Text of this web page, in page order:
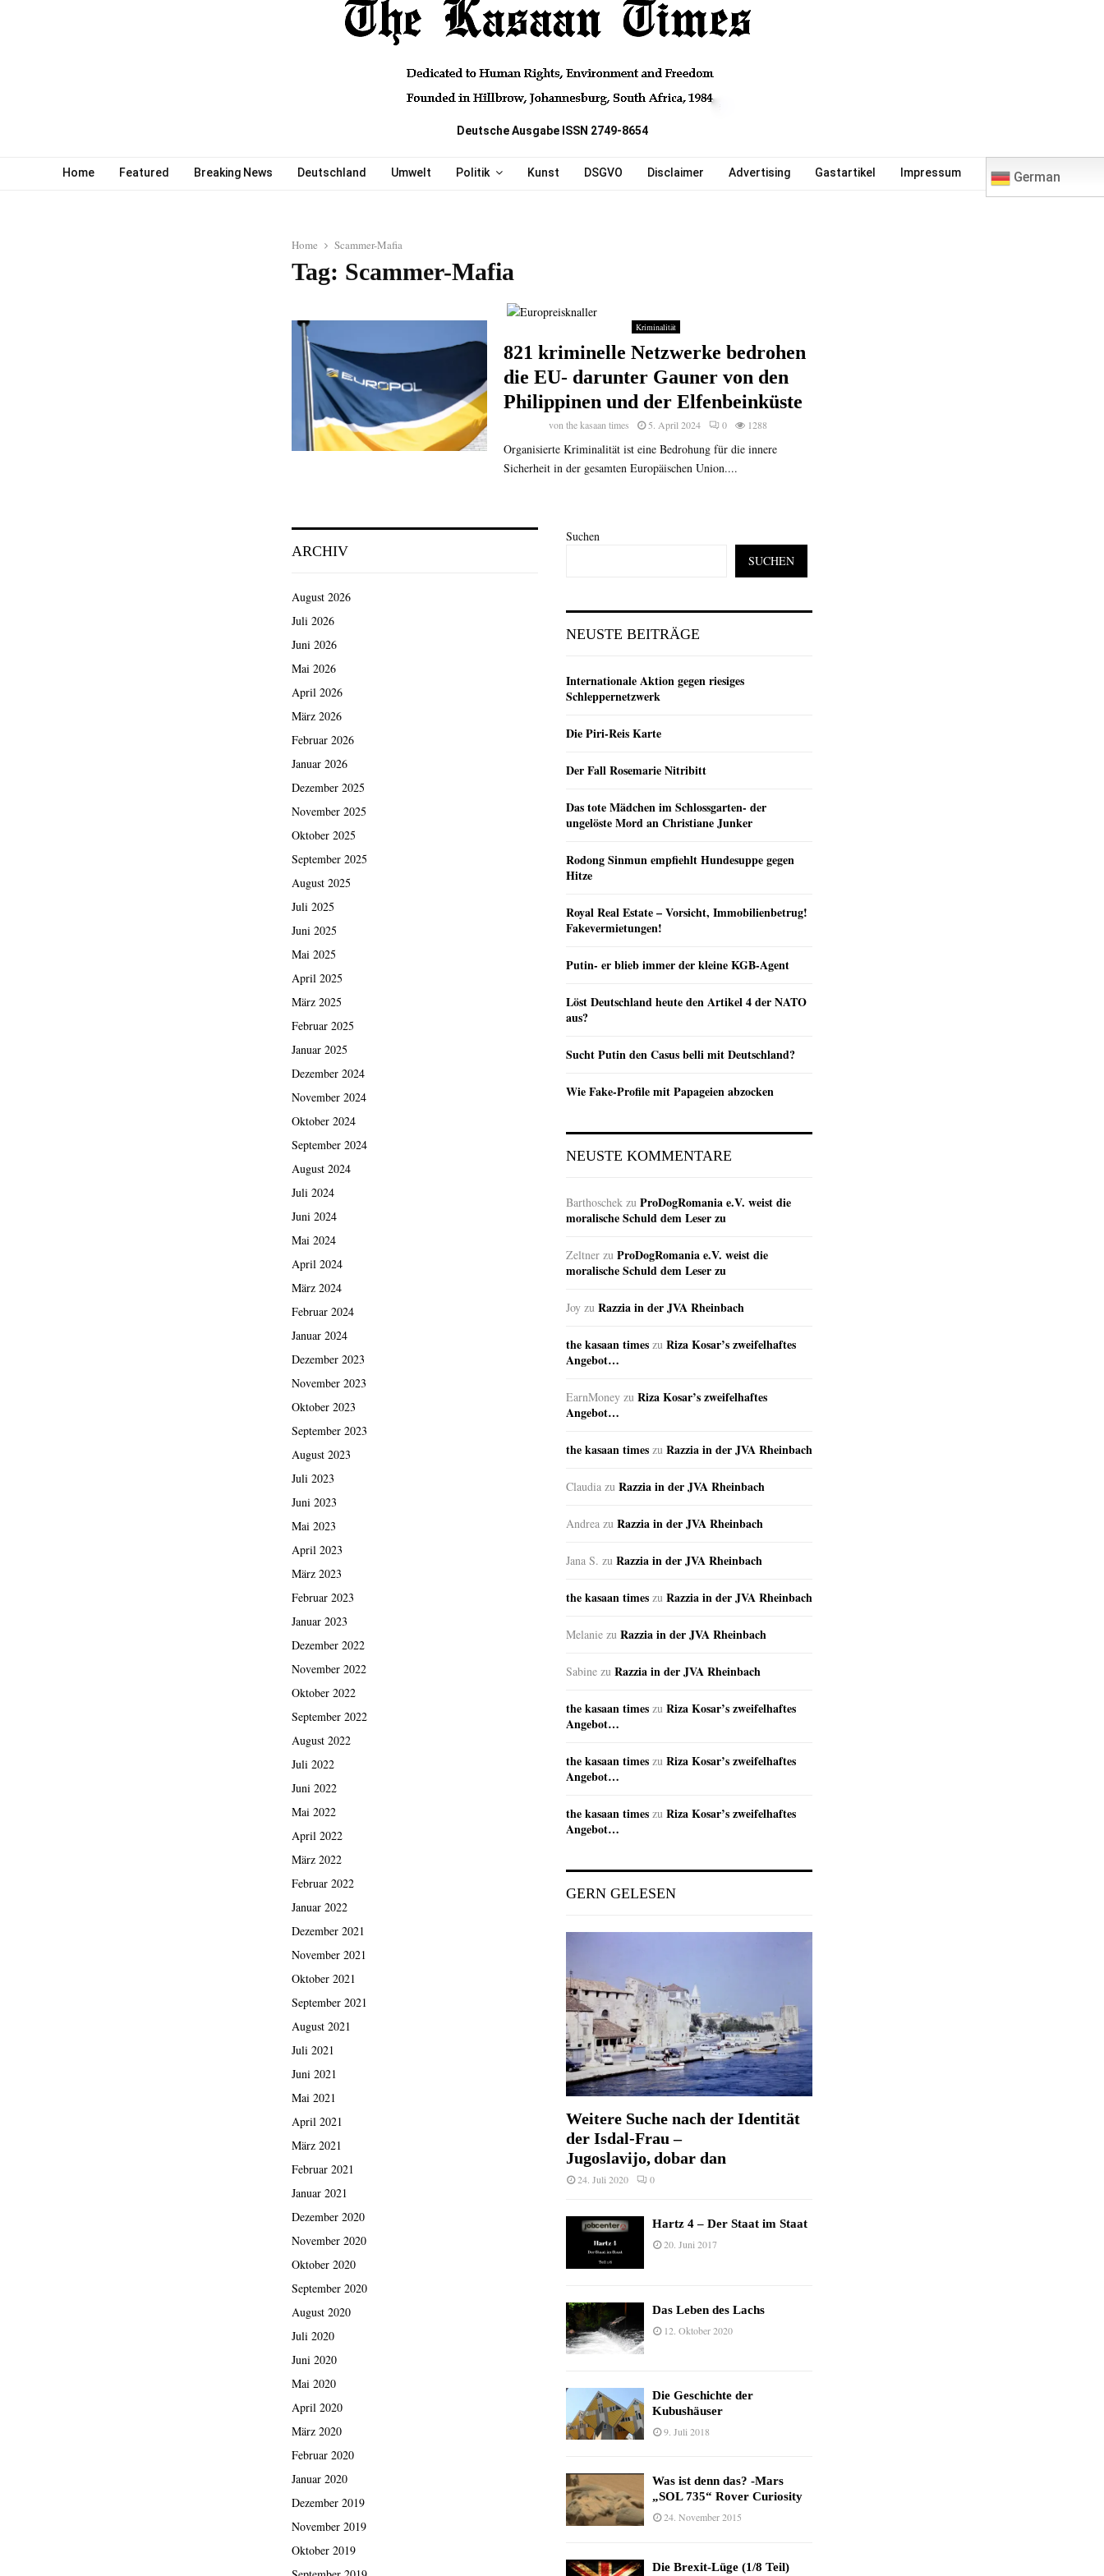
Deutsche Ausgabe ISSN 2749-8654
Home Featured Breaking News Deutschland Umwelt Politik Kunst DSGVO Disclaimer Advertising Gastartikel Impressum German
Home Scammer-Mafia
Tag: Scammer-Mafia
Kriminalität
821 kriminelle Netzwerke bedrohen
die EU- darunter Gauner von den
Philippinen und der Elfenbeinküste
vonthe kasaan times 5. April 2024 0 1288
Organisierte Kriminalität ist eine Bedrohung für die innere
Sicherheit in der gesamten Europäischen Union....
ARCHIV
August 2026
Juli 2026
Juni 2026
Mai 2026
April 2026
März 2026
Februar 2026
Januar 2026
Dezember 2025
November 2025
Oktober 2025
September 2025
August 2025
Juli 2025
Juni 2025
Mai 2025
April 2025
März 2025
Februar 2025
Januar 2025
Dezember 2024
November 2024
Oktober 2024
September 2024
August 2024
Juli 2024
Juni 2024
Mai 2024
April 2024
März 2024
Februar 2024
Januar 2024
Dezember 2023
November 2023
Oktober 2023
September 2023
August 2023
Juli 2023
Juni 2023
Mai 2023
April 2023
März 2023
Februar 2023
Januar 2023
Dezember 2022
November 2022
Oktober 2022
September 2022
August 2022
Juli 2022
Juni 2022
Mai 2022
April 2022
März 2022
Februar 2022
Januar 2022
Dezember 2021
November 2021
Oktober 2021
September 2021
August 2021
Juli 2021
Juni 2021
Mai 2021
April 2021
März 2021
Februar 2021
Januar 2021
Dezember 2020
November 2020
Oktober 2020
September 2020
August 2020
Juli 2020
Juni 2020
Mai 2020
April 2020
März 2020
Februar 2020
Januar 2020
Dezember 2019
November 2019
Oktober 2019
Suchen
SUCHEN
NEUSTE BEITRÄGE
Internationale Aktion gegen riesiges
Schleppernetzwerk
Die Piri-Reis Karte
Der Fall Rosemarie Nitribitt
Das tote Mädchen im Schlossgarten- der
ungelöste Mord an Christiane Junker
Rodong Sinmun empfiehlt Hundesuppe gegen
Hitze
Royal Real Estate – Vorsicht, Immobilienbetrug!
Fakevermietungen!
Putin- er blieb immer der kleine KGB-Agent
Löst Deutschland heute den Artikel 4 der NATO
aus?
Sucht Putin den Casus belli mit Deutschland?
Wie Fake-Profile mit Papageien abzocken
NEUSTE KOMMENTARE
Barthoschek zu ProDogRomania e.V. weist die
moralische Schuld dem Leser zu
Zeltner zu ProDogRomania e.V. weist die
moralische Schuld dem Leser zu
Joy zu Razzia in der JVA Rheinbach
the kasaan times zu Riza Kosar’s zweifelhaftes
Angebot…
EarnMoney zu Riza Kosar’s zweifelhaftes
Angebot…
the kasaan times zu Razzia in der JVA Rheinbach
Claudia zu Razzia in der JVA Rheinbach
Andrea zu Razzia in der JVA Rheinbach
Jana S. zu Razzia in der JVA Rheinbach
the kasaan times zu Razzia in der JVA Rheinbach
Melanie zu Razzia in der JVA Rheinbach
Sabine zu Razzia in der JVA Rheinbach
the kasaan times zu Riza Kosar’s zweifelhaftes
Angebot…
the kasaan times zu Riza Kosar’s zweifelhaftes
Angebot…
the kasaan times zu Riza Kosar’s zweifelhaftes
Angebot…
GERN GELESEN
Weitere Suche nach der Identität
der Isdal-Frau –
Jugoslavijo, dobar dan
24. Juli 2020 0
Hartz 4 – Der Staat im Staat
20. Juni 2017
Das Leben des Lachs
12. Oktober 2020
Die Geschichte der
Kubushäuser
9. Juli 2018
Was ist denn das? -Mars
„SOL 735“ Rover Curiosity
24. November 2015
Die Brexit-Lüge (1/8 Teil)